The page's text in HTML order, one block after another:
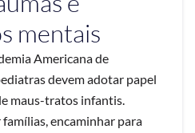
mentais
Americana de
devem adotar papel
maus-tratos infantis.
encaminhar para